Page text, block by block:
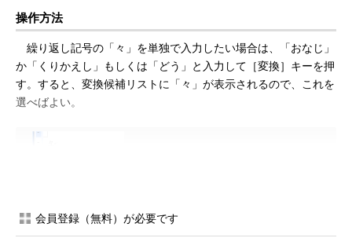
操作方法
繰り返し記号の「々」を単独で入力したい場合は、「おなじ」
か「くりかえし」もしくは「どう」と入力して［変換］キーを押
す。すると、変換候補リストに「々」が表示されるので、これを
選べばよい。
会員登録（無料）が必要です